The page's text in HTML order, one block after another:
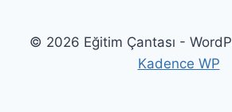
© 2026 Eğitim Çantası -
Kadence WP